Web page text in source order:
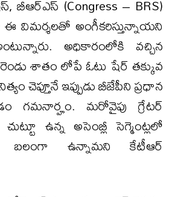
బీఆర్ఎస్ (Congress – BRS)
ఈ విమర్శలతో అంగీకరిస్తున్నాయని
అధికారంలోకి వచ్చిన
శాతం లోపే ఓటు షేర్ తక్కువ
చెప్తూనే ఇప్పుడు బీజేపీని ప్రధాన
గమనార్హం. మరోవైపు గ్రేటర్
ఉన్న అసెంబ్లీ సెగ్మెంట్లలో
ఉన్నామని కేటీఆర్